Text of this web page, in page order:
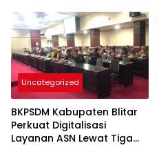
Uncategorized
BKPSDM Kabupaten Blitar
Perkuat Digitalisasi
Layanan ASN Lewat Tiga